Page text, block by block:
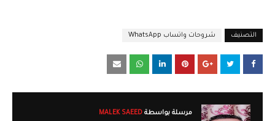
التصنيف شروحات واتساب WhatsApp
مرسلة بواسطة